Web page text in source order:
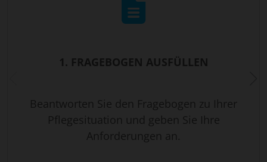
1. FRAGEBOGEN AUSFÜLLEN
Beantworten Sie den Fragebogen zu Ihrer
Pflegesituation und geben Sie Ihre
Anforderungen an.